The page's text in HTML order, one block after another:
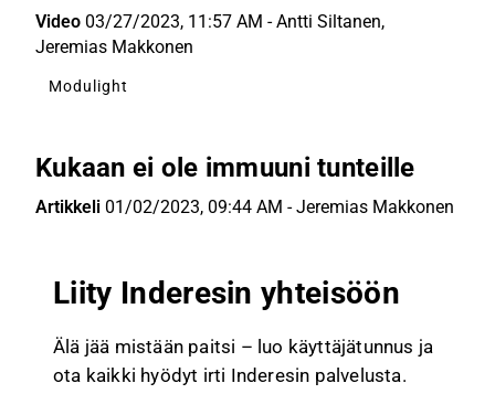
Video 03/27/2023, 11:57 AM -Antti Siltanen,
Jeremias Makkonen
Modulight
Kukaan ei ole immuuni tunteille
Artikkeli 01/02/2023, 09:44 AM -Jeremias Makkonen
Liity Inderesin yhteisöön
Älä jää mistään paitsi – luo käyttäjätunnus ja
ota kaikki hyödyt irti Inderesin palvelusta.